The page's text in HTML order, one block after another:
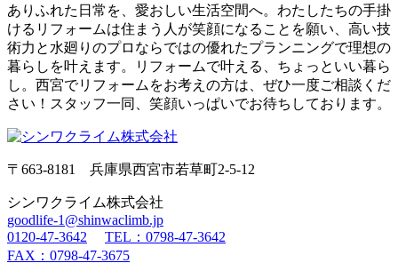
ありふれた日常を、愛おしい生活空間へ。わたしたちの手掛
けるリフォームは住まう人が笑顔になることを願い、高い技
術力と水廻りのプロならではの優れたプランニングで理想の
暮らしを叶えます。リフォームで叶える、ちょっといい暮ら
し。西宮でリフォームをお考えの方は、ぜひ一度ご相談くだ
さい！スタッフ一同、笑顔いっぱいでお待ちしております。
〒663-8181 兵庫県西宮市若草町2-5-12
シンワクライム株式会社
goodlife-1@shinwaclimb.jp
0120-47-3642
TEL：0798-47-3642
FAX：0798-47-3675